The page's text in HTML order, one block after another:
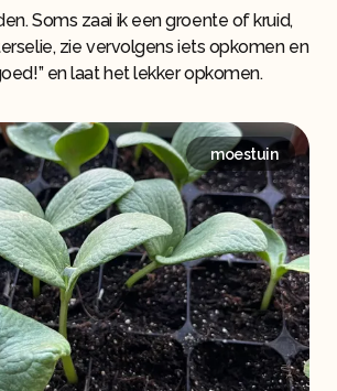
Soms zaai ik een groente of kruid,
zie vervolgens iets opkomen en
en laat het lekker opkomen.
moestuin